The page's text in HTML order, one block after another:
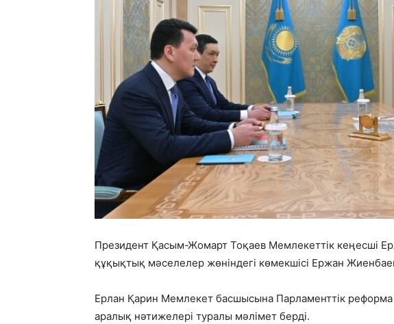
Президент Қасым-Жомарт Тоқаев Мемлекеттік кеңесші
құқықтық мәселелер жөніндегі көмекшісі Ержан
Ерлан Қарин Мемлекет басшысына Парламенттік реформа
аралық нәтижелері туралы мәлімет берді.